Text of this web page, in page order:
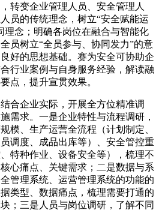
转变企业管理人员、安全管理人
员的传统理念，树立“安全赋能运
理念；明确各岗位在融合与智能化
员树立“全员参与、协同发力”的意
好的思想基础。赛为安全可协助企
行业案例与自身服务经验，解读融
点，提升宣贯效果。
合企业实际，开展全方位精准调
需求。一是企业特性与流程调研，
模、生产运营全流程（计划制定、
调度、成品出库等）、安全管控重
特种作业、设备安全等），梳理不
心痛点、关键需求；二是数据与系
管理系统、运营管理系统的功能的
类型、数据痛点，梳理需要打通的
；三是人员与岗位调研，了解不同